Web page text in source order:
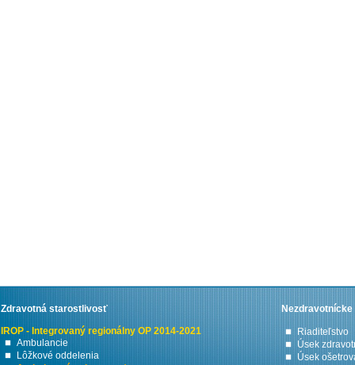
Zdravotná starostlivosť
IROP - Integrovaný regionálny OP 2014-2021
Ambulancie
Lôžkové oddelenia
Nezdravotnícke
Riaditeľstvo
Úsek
Úsek